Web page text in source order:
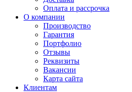
Оплата и рассрочка
О компании
Производство
Гарантия
Портфолио
Отзывы
Реквизиты
Вакансии
Карта сайта
Клиентам